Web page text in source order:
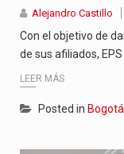
Alejandro Castillo
Con el objetivo de
de sus afiliados,
LEER MÁS
Posted in